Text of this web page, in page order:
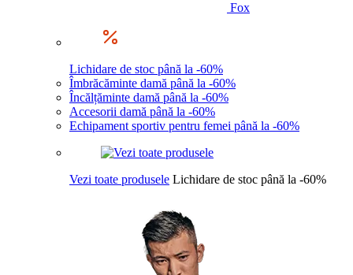
Fox
Lichidare de stoc până la -60%
Îmbrăcăminte damă până la -60%
Încălțăminte damă până la -60%
Accesorii damă până la -60%
Echipament sportiv pentru femei până la -60%
Vezi toate produsele Lichidare de stoc până la -60%